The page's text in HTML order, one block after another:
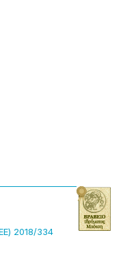
2018/334